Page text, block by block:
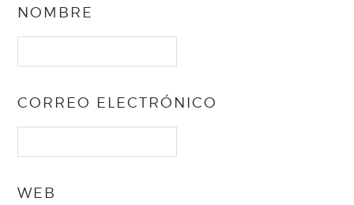
NOMBRE
CORREO ELECTRÓNICO
WEB